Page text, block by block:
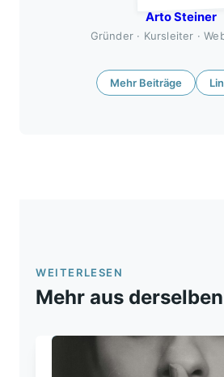
Arto Steiner
Gründer · Kursleiter ·
Mehr Beiträge
WEITERLESEN
Mehr aus